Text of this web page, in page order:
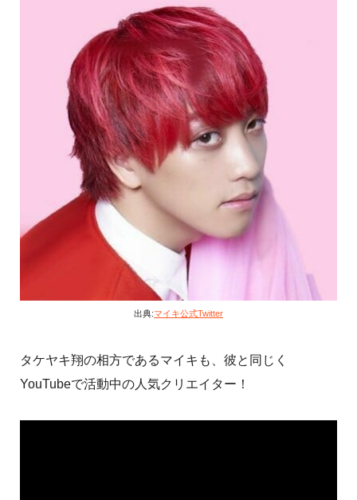
出典:マイキ公式Twitter
タケヤキ翔の相方であるマイキも、彼と同じく
YouTubeで活動中の人気クリエイター！